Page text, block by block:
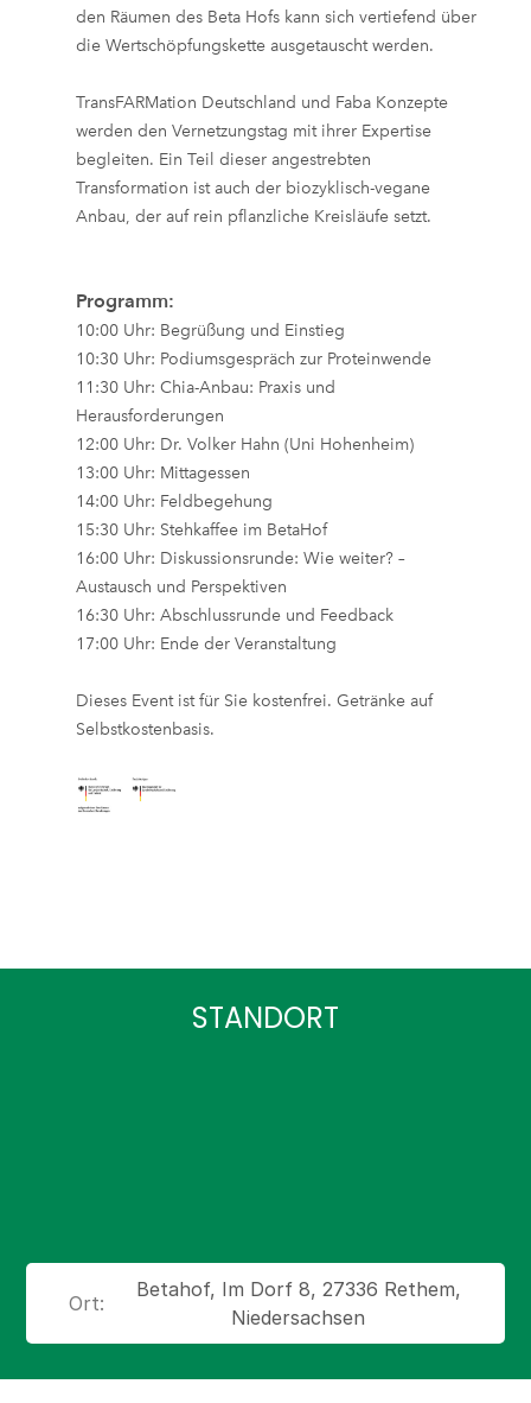
den Räumen des Beta Hofs kann sich vertiefend über
die Wertschöpfungskette ausgetauscht werden.
TransFARMation Deutschland und Faba Konzepte
werden den Vernetzungstag mit ihrer Expertise
begleiten. Ein Teil dieser angestrebten
Transformation ist auch der biozyklisch-vegane
Anbau, der auf rein pflanzliche Kreisläufe setzt.
Programm:
10:00 Uhr: Begrüßung und Einstieg
10:30 Uhr: Podiumsgespräch zur Proteinwende
11:30 Uhr: Chia-Anbau: Praxis und
Herausforderungen
12:00 Uhr: Dr. Volker Hahn (Uni Hohenheim)
13:00 Uhr: Mittagessen
14:00 Uhr: Feldbegehung
15:30 Uhr: Stehkaffee im BetaHof
16:00 Uhr: Diskussionsrunde: Wie weiter? –
Austausch und Perspektiven
16:30 Uhr: Abschlussrunde und Feedback
17:00 Uhr: Ende der Veranstaltung
Dieses Event ist für Sie kostenfrei. Getränke auf
Selbstkostenbasis.
STANDORT
Ort:
Betahof, Im Dorf 8, 27336 Rethem,
Niedersachsen